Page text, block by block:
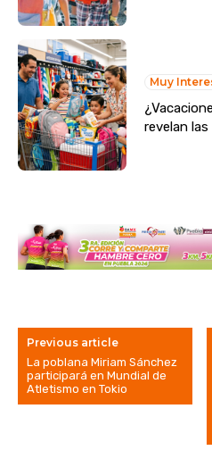
Muy
revelan
Previous article
La poblana Miriam Sánchez
participará en Mundial de
Atletismo en Tokio